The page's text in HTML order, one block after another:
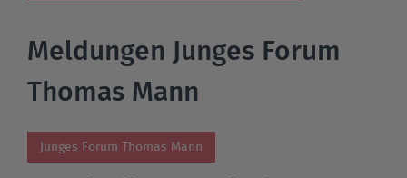
Meldungen Junges Forum
Thomas Mann
Junges Forum Thomas Mann